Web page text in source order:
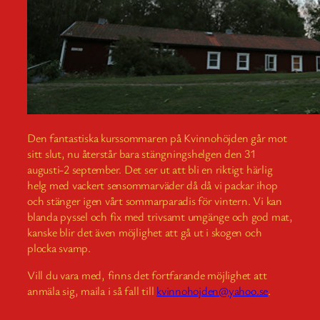
Den fantastiska kurssommaren på Kvinnohöjden går mot
sitt slut, nu återstår bara stängningshelgen den 31
augusti-2 september. Det ser ut att bli en riktigt härlig
helg med vackert sensommarväder då då vi packar ihop
och stänger igen vårt sommarparadis för vintern. Vi kan
blanda pyssel och fix med trivsamt umgänge och god mat,
kanske blir det även möjlighet att gå ut i skogen och
plocka svamp.
Vill du vara med, finns det fortfarande möjlighet att
anmäla sig, maila i så fall till kvinnohojden@yahoo.se.